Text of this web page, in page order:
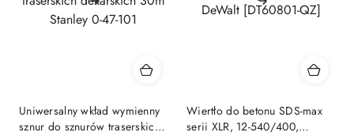
Uniwersalny wkład wymienny
sznur do sznurów traserskich
Wiertło do betonu SDS-max
serii XLR, 12-540/400,